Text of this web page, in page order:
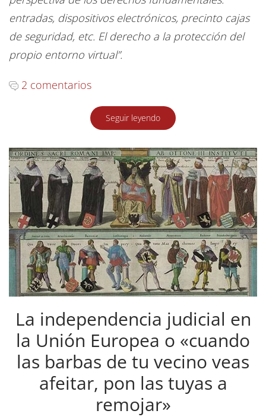
entradas, dispositivos electrónicos, precinto cajas
de seguridad, etc. El derecho a la protección del
propio entorno virtual”.
2 comentarios
Seguir leyendo
La independencia judicial en
la Unión Europea o «cuando
las barbas de tu vecino veas
afeitar, pon las tuyas a
remojar»